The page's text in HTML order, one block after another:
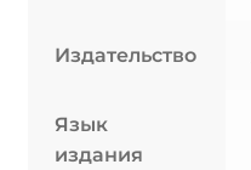
Издательство
Язык
издания